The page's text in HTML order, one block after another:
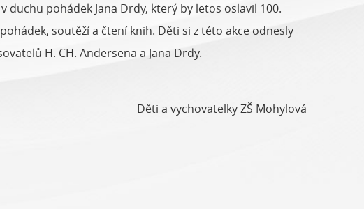
duchu pohádek Jana Drdy, který by letos oslavil 100.
soutěží a čtení knih. Děti si z této akce odnesly
H. CH. Andersena a Jana Drdy.
Děti a vychovatelky ZŠ Mohylová